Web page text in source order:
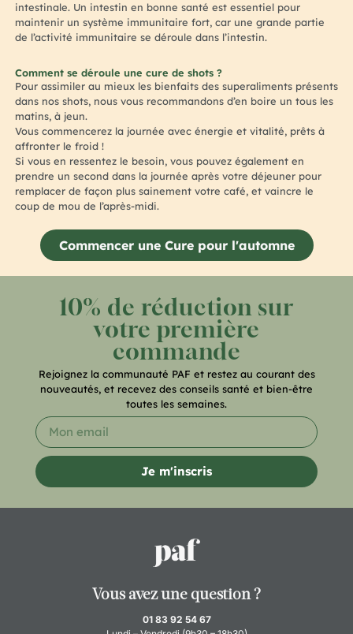
intestinale. Un intestin en bonne santé est essentiel pour
maintenir un système immunitaire fort, car une grande partie
de l’activité immunitaire se déroule dans l’intestin.
Comment se déroule une cure de shots ?
Pour assimiler au mieux les bienfaits des superaliments présents
dans nos shots, nous vous recommandons d’en boire un tous les
matins, à jeun.
Vous commencerez la journée avec énergie et vitalité, prêts à
affronter le froid !
Si vous en ressentez le besoin, vous pouvez également en
prendre un second dans la journée après votre déjeuner pour
remplacer de façon plus sainement votre café, et vaincre le
coup de mou de l’après-midi.
Commencer une Cure pour l'automne
10% de réduction sur
votre première
commande
Rejoignez la communauté PAF et restez au courant des
nouveautés, et recevez des conseils santé et bien-être
toutes les semaines.
Je m'inscris
Vous avez une question ?
01 83 92 54 67